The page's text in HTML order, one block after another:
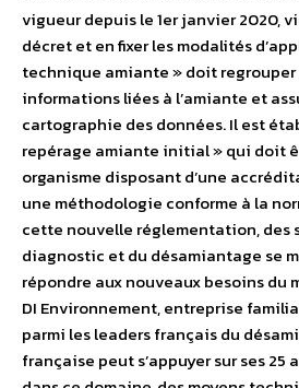
vigueur depuis le 1er janvier 2020,
décret et en fixer les modalités
technique amiante » doit
informations liées à l’amiante et
cartographie des données. Il est
repérage amiante initial » qui doit
organisme disposant d’une
une méthodologie conforme à la
cette nouvelle réglementation, des
diagnostic et du désamiantage se
répondre aux nouveaux besoins du
DI Environnement, entreprise
parmi les leaders français du
française peut s’appuyer sur ses 25